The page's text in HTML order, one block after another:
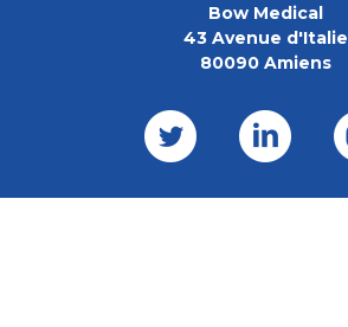
Bow Medical
43 Avenue d'Italie
80090 Amiens